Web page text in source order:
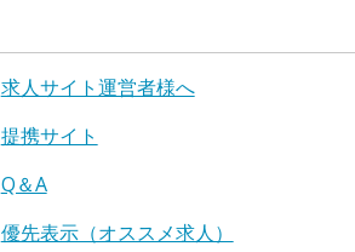
求人サイト運営者様へ
提携サイト
Q＆A
優先表示（オススメ求人）